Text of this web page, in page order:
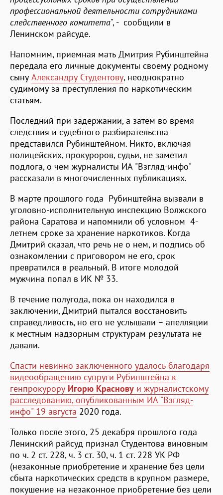
профессиональной деятельности сотрудниками
следственного комитета", - сообщили в
Ленинском райсуде.
Напомним, приемная мать Дмитрия Рубинштейна
передала его личные документы своему родному
сыну Александру Студентову, неоднократно
судимому за преступления по наркотическим
статьям.
Последний при задержании, а затем во время
следствия и судебного разбирательства
представился Рубинштейном. Никто, включая
полицейских, прокуроров, судьи, не заметил
подлога, о чем журналисты ИА "Взгляд-инфо"
рассказали в многочисленных публикациях.
В марте прошлого года Рубинштейна вызвали в
уголовно-исполнительную инспекцию Волжского
района Саратова и напомнили об условном 4-
летнем сроке за хранение наркотиков. Когда
Дмитрий сказал, что речь не о нем, и подпись об
ознакомлении с приговором не его, срок
превратился в реальный. В итоге молодой
мужчина попал в ИК № 33.
В течение полугода, пока он находился в
заключении, Дмитрий пытался восстановить
справедливость, но его не услышали – апелляции
к местным надзорным структурам результата не
давали.
Спасти невинно заключенного удалось благодаря
видеообращению супруги Рубинштейна к
генпрокурору Игорю Краснову и журналистскому
расследованию, опубликованным ИА "Взгляд-
инфо" 19 августа 2020 года.
Только после этого, 25 декабря прошлого года
Ленинский райсуд признал Студентова виновным
по ч. 2 ст. 228, ч. 3 ст. 30, ч. 1 ст. 228 УК РФ
(незаконные приобретение и хранение без цели
сбыта наркотических средств в крупном размере,
покушение на незаконное приобретение без цели